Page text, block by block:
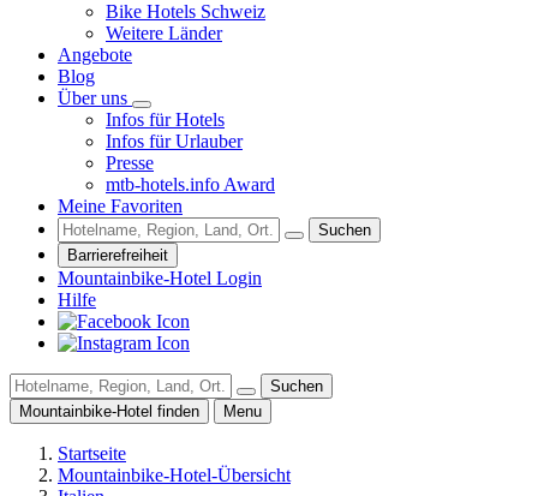
Bike Hotels Schweiz
Weitere Länder
Angebote
Blog
Über uns
Infos für Hotels
Infos für Urlauber
Presse
mtb-hotels.info Award
Meine Favoriten
Suchen
Barrierefreiheit
Mountainbike-Hotel Login
Hilfe
Suchen
Mountainbike-Hotel finden
Menu
Startseite
Mountainbike-Hotel-Übersicht